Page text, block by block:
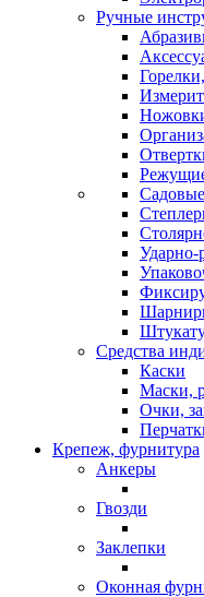
Ручные
Средства
Каски
Маски,
Очки,
Крепеж, фурнитура
Анкеры
Гвозди
Заклепки
Оконная